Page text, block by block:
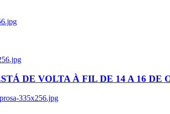
DE VOLTA À FIL DE 14 A 16 DE
335x256.jpg